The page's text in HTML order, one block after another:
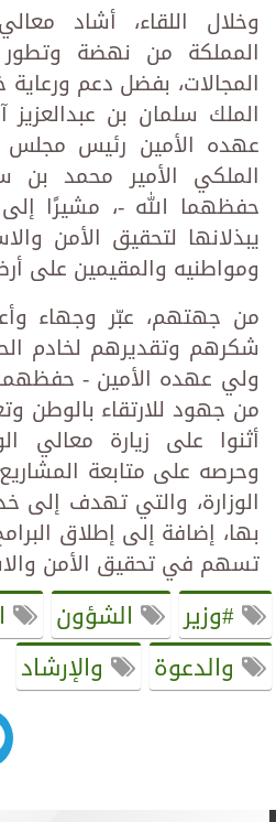
وخلال اللقاء، أشاد
المملكة من نهضة
المجالات، بفضل دعم ورعاية
الملك سلمان بن
عهده الأمين رئيس مجلس
الملكي الأمير محمد بن
حفظهما الله -، مشيرًا
يبذلانها لتحقيق الأمن
ومواطنيه والمقيمين على
من جهتهم، عبّر وجهاء
شكرهم وتقديرهم لخادم
ولي عهده الأمين - حفظهما
من جهود للارتقاء بالوطن
أثنوا على زيارة معالي
وحرصه على متابعة
الوزارة، والتي تهدف إلى
بها، إضافة إلى إطلاق
تسهم في تحقيق الأمن
#وزير الشؤون
والدعوة
والإرشاد